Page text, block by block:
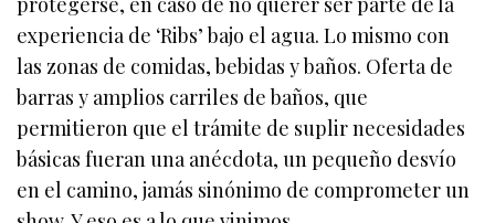
experiencia de ‘Ribs’ bajo el agua. Lo mismo con
las zonas de comidas, bebidas y baños. Oferta de
barras y amplios carriles de baños, que
permitieron que el trámite de suplir necesidades
básicas fueran una anécdota, un pequeño desvío
en el camino, jamás sinónimo de comprometer un